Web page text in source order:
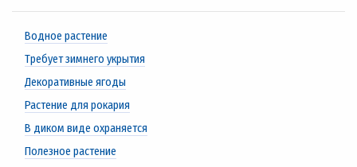
Водное растение
Требует зимнего укрытия
Декоративные ягоды
Растение для рокария
В диком виде охраняется
Полезное растение